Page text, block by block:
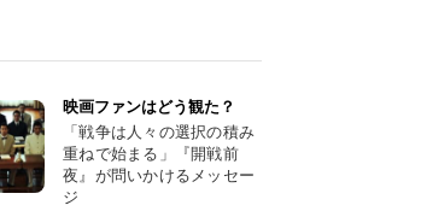
映画ファンはどう観た？
「戦争は人々の選択の積み
重ねで始まる」『開戦前
夜』が問いかけるメッセー
ジ